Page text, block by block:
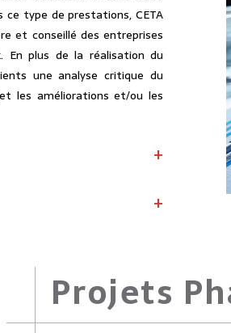
ce type de prestations, CETA
et conseillé des entreprises
plus de la réalisation du
une analyse critique du
les améliorations et/ou les
Projets